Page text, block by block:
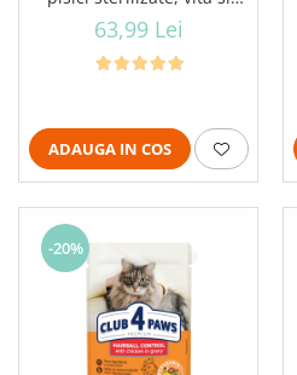
curcan in jeleu, 12x85g
63,99 Lei
ADAUGA IN COS
-20%